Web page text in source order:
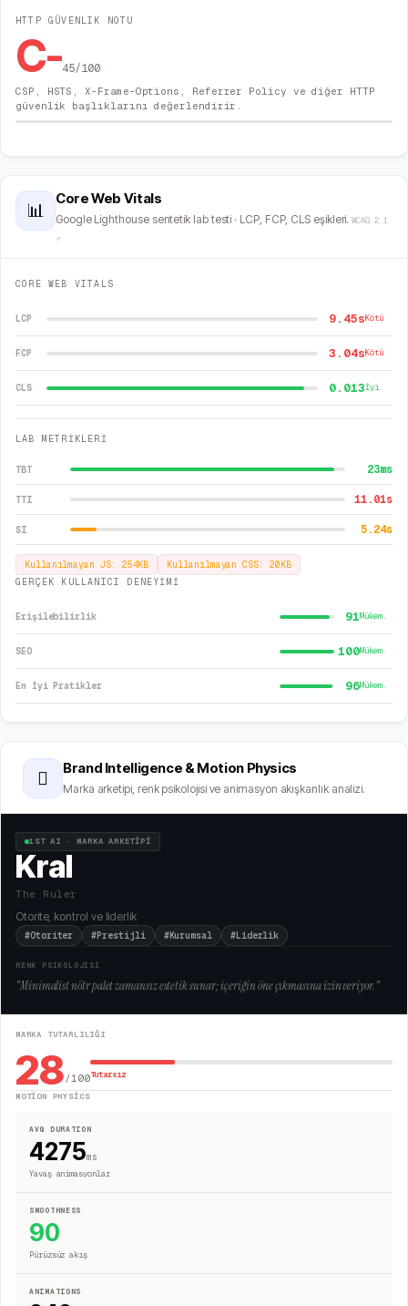
HTTP GÜVENLIK NOTU
C-45/100
CSP, HSTS, X-Frame-Options, Referrer Policy ve diğer HTTP
güvenlik başlıklarını değerlendirir.
📊
Core Web Vitals
Google Lighthouse sentetik lab testi · LCP, FCP, CLS eşikleri. WCAG 2.1
↗
CORE WEB VITALS
LCP 9.45sKötü
FCP 3.04sKötü
CLS 0.013İyi
LAB METRİKLERİ
TBT 23ms
TTI 11.01s
SI 5.24s
Kullanılmayan JS: 254KB Kullanılmayan CSS: 20KB
GERÇEK KULLANICI DENEYİMİ
Erişilebilirlik 91Mükem.
SEO 100Mükem.
En İyi Pratikler 96Mükem.
🫆 Brand Intelligence & Motion Physics
Marka arketipi, renk psikolojisi ve animasyon akışkanlık analizi.
1ST AI · MARKA ARKETİPİ
Kral
The Ruler
Otorite, kontrol ve liderlik
#Otoriter #Prestijli #Kurumsal #Liderlik
RENK PSİKOLOJİSİ
"Minimalist nötr palet zamansız estetik sunar; içeriğin öne çıkmasına izin veriyor."
MARKA TUTARLILIĞI
28/100Tutarsız
MOTION PHYSICS
AVG DURATION
4275ms
Yavaş animasyonlar
SMOOTHNESS
90
Pürüzsüz akış
ANIMATIONS